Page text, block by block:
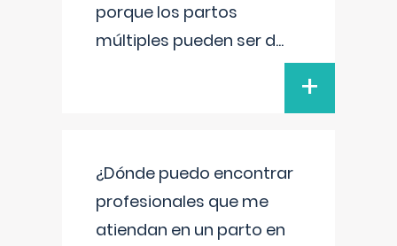
porque los partos
múltiples pueden ser d...
+
¿Dónde puedo encontrar
profesionales que me
atiendan en un parto en